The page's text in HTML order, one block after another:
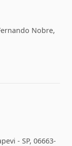
Nobre,
- SP, 06663-